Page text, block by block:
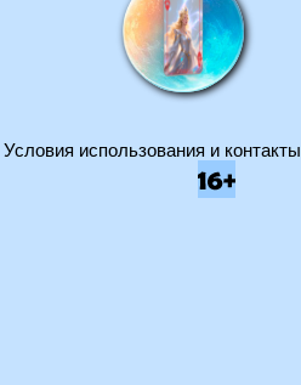
Условия использования и контакты